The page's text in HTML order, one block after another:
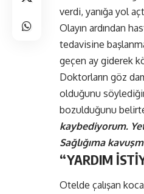
verdi, yanığa yol
Olayın ardından
tedavisine
geçen ay giderek
Doktorların göz
olduğunu
bozulduğunu
kaybediyorum.
Sağlığıma
“YARDIM
Otelde çalışan